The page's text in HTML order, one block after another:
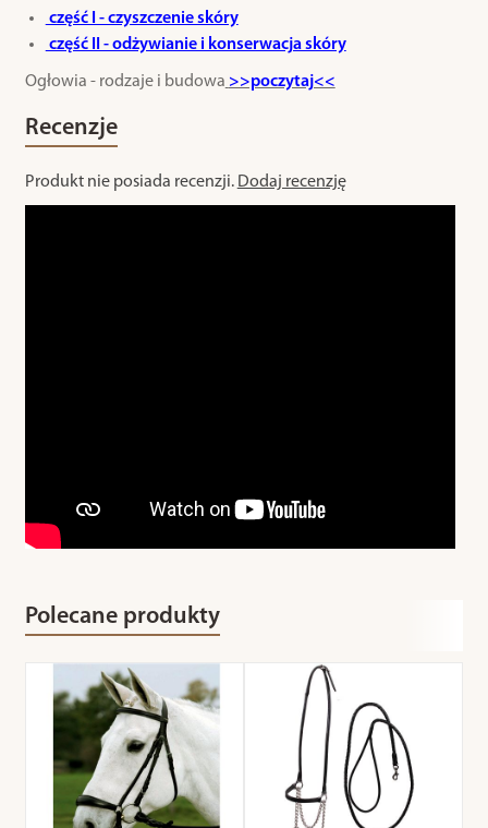
część I - czyszczenie skóry
część II - odżywianie i konserwacja skóry
Ogłowia - rodzaje i budowa >>poczytaj<<
Recenzje
Produkt nie posiada recenzji. Dodaj recenzję
Polecane produkty